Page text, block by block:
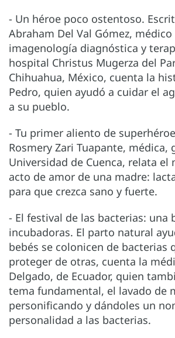
- Un héroe poco ostentoso.
Abraham Del Val Gómez,
imagenología diagnóstica y
hospital Christus Mugerza del
Chihuahua, México, cuenta la
Pedro, quien ayudó a cuidar el
a su pueblo.
- Tu primer aliento de
Rosmery Zari Tuapante, médica,
Universidad de Cuenca, relata el
acto de amor de una madre:
para que crezca sano y fuerte.
- El festival de las bacterias: una
incubadoras. El parto natural
bebés se colonicen de bacterias
proteger de otras, cuenta la
Delgado, de Ecuador, quien
tema fundamental, el lavado de
personificando y dándoles un
personalidad a las bacterias.